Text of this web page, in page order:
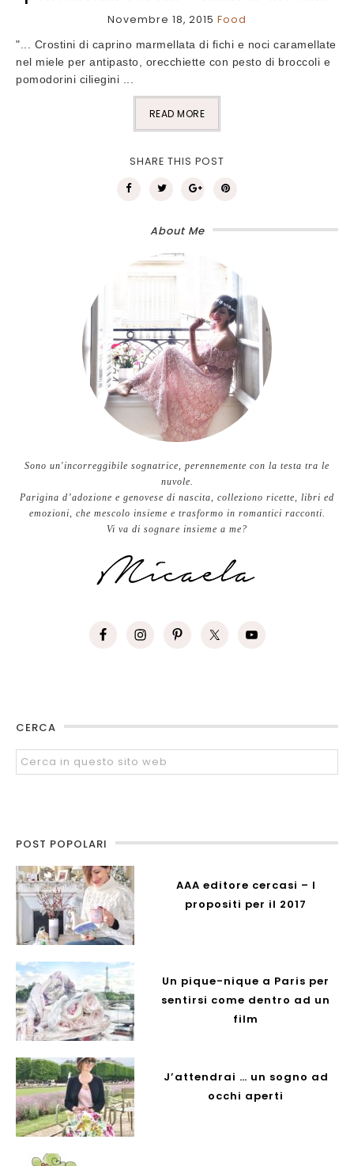
Novembre 18, 2015 Food
"... Crostini di caprino marmellata di fichi e noci caramellate
nel miele per antipasto, orecchiette con pesto di broccoli e
pomodorini ciliegini ...
READ MORE
SHARE THIS POST
About Me
Sono un'incorreggibile sognatrice, perennemente con la testa tra le
nuvole.
Parigina d’adozione e genovese di nascita, colleziono ricette, libri ed
emozioni, che mescolo insieme e trasformo in romantici racconti.
Vi va di sognare insieme a me?
CERCA
POST POPOLARI
AAA editore cercasi – I
propositi per il 2017
Un pique-nique a Paris per
sentirsi come dentro ad un
film
J’attendrai … un sogno ad
occhi aperti